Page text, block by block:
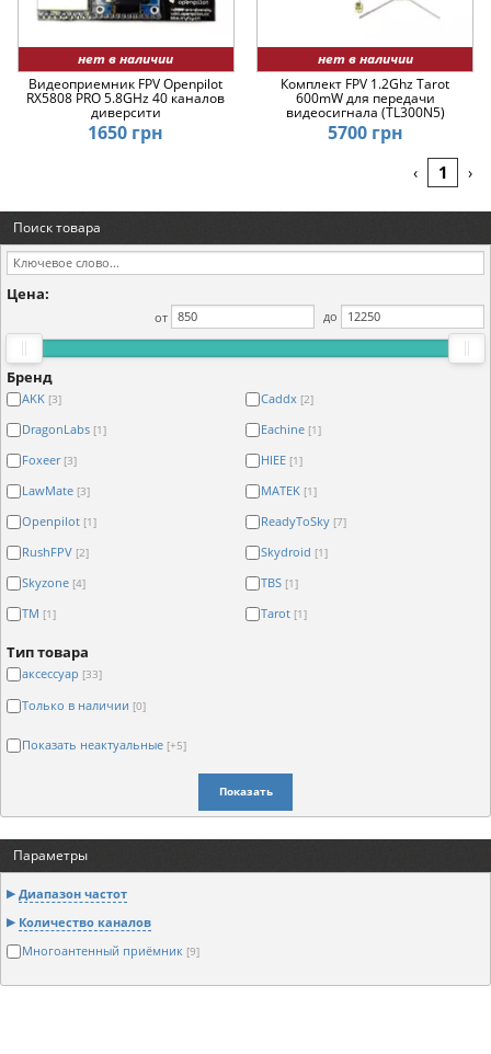
нет в наличии
Видеоприемник FPV Openpilot
RX5808 PRO 5.8GHz 40 каналов
диверсити
1650 грн
нет в наличии
Комплект FPV 1.2Ghz Tarot
600mW для передачи
видеосигнала (TL300N5)
5700 грн
‹ 1 ›
Поиск товара
Цена:
от до
Бренд
AKK [3] Caddx [2]
DragonLabs [1] Eachine [1]
Foxeer [3] HIEE [1]
LawMate [3] MATEK [1]
Openpilot [1] ReadyToSky [7]
RushFPV [2] Skydroid [1]
Skyzone [4] TBS [1]
TM [1] Tarot [1]
Тип товара
аксессуар [33]
Только в наличии [0]
Показать неактуальные [+5]
Показать
Параметры
Диапазон частот
Количество каналов
Многоантенный приёмник [9]